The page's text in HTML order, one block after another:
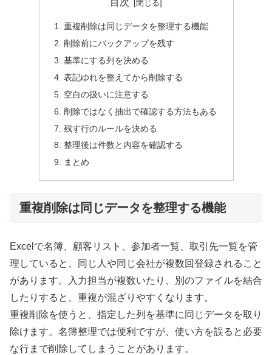
重複削除は同じデータを整理する機能
削除前にバックアップを残す
基準にする列を決める
表記ゆれを整えてから削除する
空白の扱いに注意する
削除ではなく抽出で確認する方法もある
残す行のルールを決める
整理後は件数と内容を確認する
まとめ
重複削除は同じデータを整理する機能
Excelで名簿、顧客リスト、参加者一覧、取引先一覧を管
理していると、同じ人や同じ会社が複数回登録されること
があります。入力担当が複数いたり、別のファイルを結合
したりすると、重複が混ざりやすくなります。
重複削除を使うと、指定した列を基準に同じデータを取り
除けます。名簿整理では便利ですが、使い方を誤ると必要
な行まで削除してしまうことがあります。